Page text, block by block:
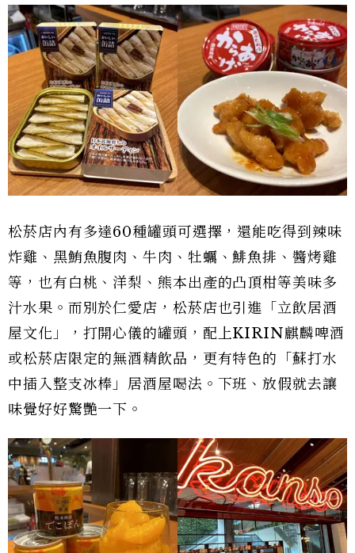
松菸店內有多達60種罐頭可選擇，還能吃得到辣味
炸雞、黑鮪魚腹肉、牛肉、牡蠣、鯡魚排、醬烤雞
等，也有白桃、洋梨、熊本出產的凸頂柑等美味多
汁水果。而別於仁愛店，松菸店也引進「立飲居酒
屋文化」，打開心儀的罐頭，配上KIRIN麒麟啤酒
或松菸店限定的無酒精飲品，更有特色的「蘇打水
中插入整支冰棒」居酒屋喝法。下班、放假就去讓
味覺好好驚艷一下。